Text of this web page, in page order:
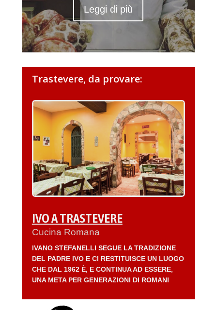
Leggi di più
Trastevere, da provare:
IVO A TRASTEVERE
Cucina Romana
IVANO STEFANELLI SEGUE LA TRADIZIONE
DEL PADRE IVO E CI RESTITUISCE UN LUOGO
CHE DAL 1962 È, E CONTINUA AD ESSERE,
UNA META PER GENERAZIONI DI ROMANI